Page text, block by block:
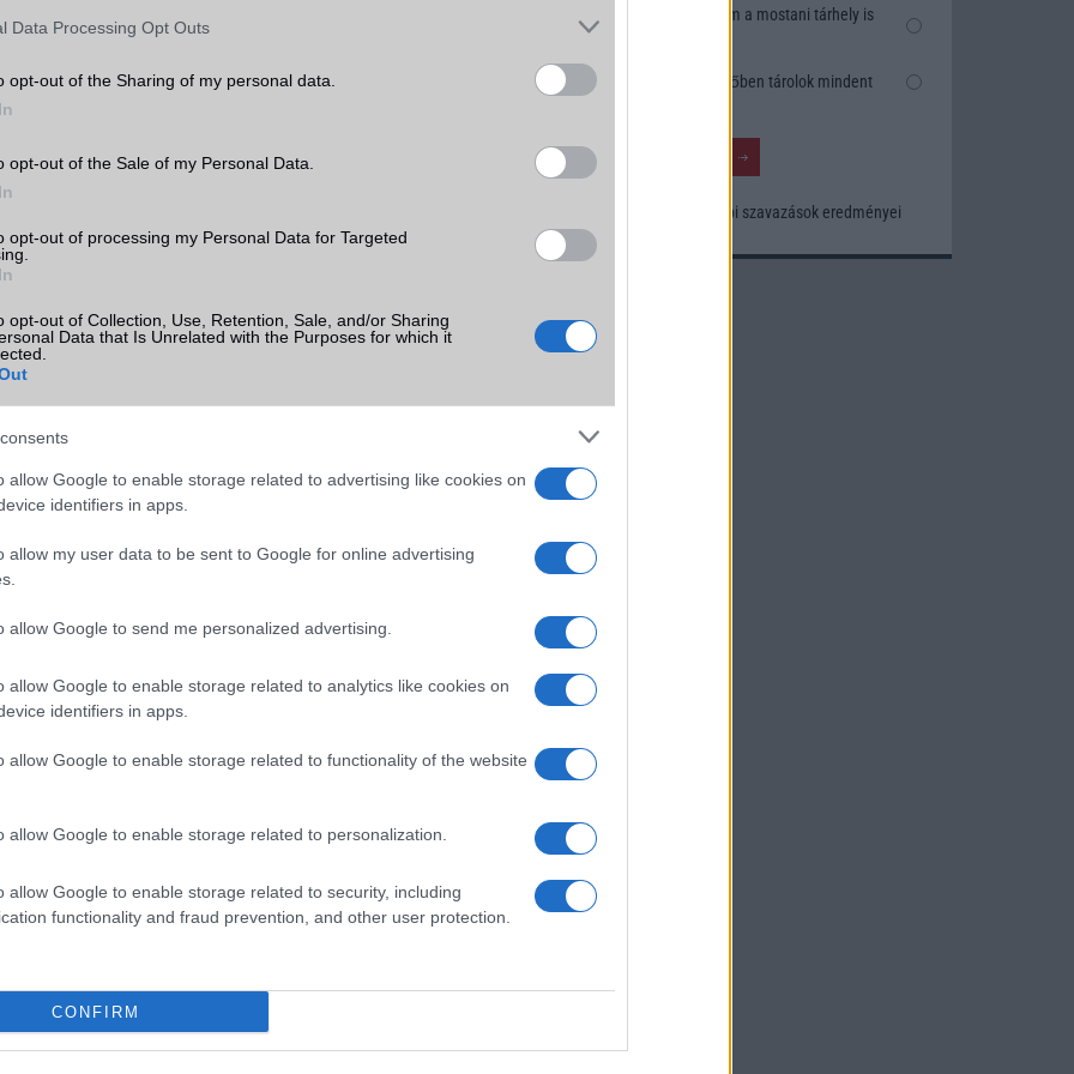
Data Processing Opt Outs
opt-out of the Sharing of my personal data.
opt-out of the Sale of my Personal Data.
opt-out of processing my Personal Data for Targeted
opt-out of Collection, Use, Retention, Sale, and/or Sharing
Data that Is Unrelated with the Purposes for which it
allow Google to enable storage related to advertising like cookies on
identifiers in apps.
allow my user data to be sent to Google for online advertising
allow Google to send me personalized advertising.
allow Google to enable storage related to analytics like cookies on
identifiers in apps.
allow Google to enable storage related to functionality of the website
allow Google to enable storage related to personalization.
allow Google to enable storage related to security, including
functionality and fraud prevention, and other user protection.
CONFIRM
kiemelt ajánlatok
16e Apple iPhone 16 Plus
Nyugati GSM
Samsung Galaxy S26
Euro Gsm
a Huawei új
óriáscégek
Samsung: mikor jön a KitKat
2013.11.25| SamMobile
csúcsmodellek tulajdonosai között, hogy
vajon mikor lesz elérhető az Android 4.4
KitKat rendszer hivatalosan készülékeikre.
Android 4.3
| Phone Arena
a Samsung i9505
a még bőven
Samsung Galaxy Note 3:
A jövő hónapban debütáló óriásmobil
Samsung Galaxy Note III felbukkant a DLNA
Nem, nekem a mostani tárhely is
Inkább felhőben tárolok mindent
Korábbi szavazások eredményei